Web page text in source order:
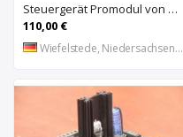
Steuergerät Promodul von Schleicher Ilsemann – KEG 24-30 KCD 1
110,00 €
Wiefelstede, Niedersachsen, DE